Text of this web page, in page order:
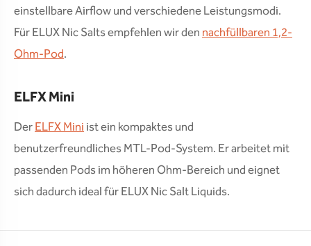
einstellbare Airflow und verschiedene Leistungsmodi.
Für ELUX Nic Salts empfehlen wir dennachfüllbaren 1,2-
Ohm-Pod.
ELFX Mini
DerELFX Miniist ein kompaktes und
benutzerfreundliches MTL-Pod-System. Er arbeitet mit
passenden Pods im höheren Ohm-Bereich und eignet
sich dadurch ideal für ELUX Nic Salt Liquids.